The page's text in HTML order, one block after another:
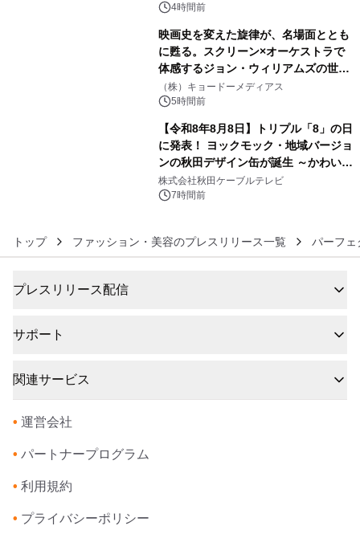
4時間前
映画史を変えた旋律が、名場面ととも
に甦る。スクリーン×オーケストラで
体感するジョン・ウィリアムズの世
界。ジョン・ウィリアムズ：シネマ・
スペクタキュラー・コンサート 開催決
（株）キョードーメディアス
5時間前
【令和8年8月8日】トリプル「8」の日
に発表！ ヨックモック・地域バージョ
ンの秋田デザイン缶が誕生 ～かわいい
秋田犬の子犬と秋田の四季と名所を巡
るパッケージ～ 9月1日(火)秋田県内で
株式会社秋田ケーブルテレビ
7時間前
トップ ファッション・美容のプレスリリース一覧 パーフェ
プレスリリース配信
サポート
関連サービス
• 運営会社
• パートナープログラム
• 利用規約
• プライバシーポリシー